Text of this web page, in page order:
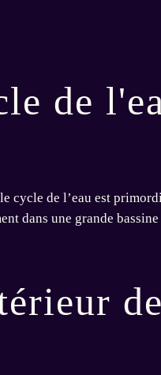
de
cycle de l’eau est
dans une grande bassine